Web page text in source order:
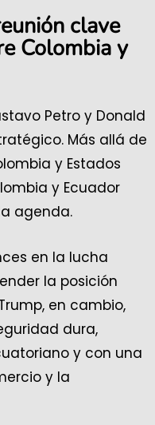
clave
Colombia y
Petro y Donald
Más allá de
y Estados
y Ecuador
agenda.
en la lucha
la posición
en cambio,
dura,
y con una
y la